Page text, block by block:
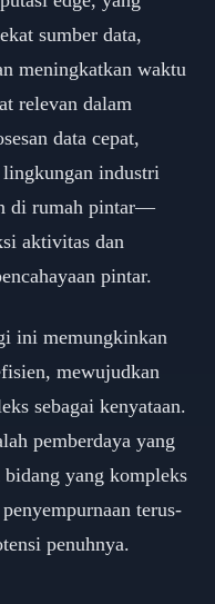
sumber data,
meningkatkan waktu
relevan dalam
data cepat,
industri
di rumah pintar—
aktivitas dan
pintar.
ini memungkinkan
mewujudkan
sebagai kenyataan.
pemberdaya yang
yang kompleks
terus-
penuhnya.